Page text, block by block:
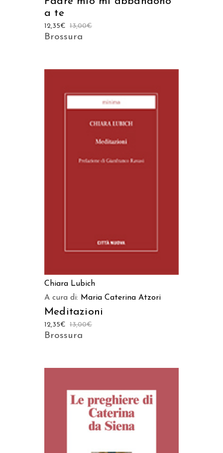
a te
13,00€
12,35€
Brossura
Chiara Lubich
A cura di: Maria Caterina Atzori
Meditazioni
13,00€
12,35€
Brossura